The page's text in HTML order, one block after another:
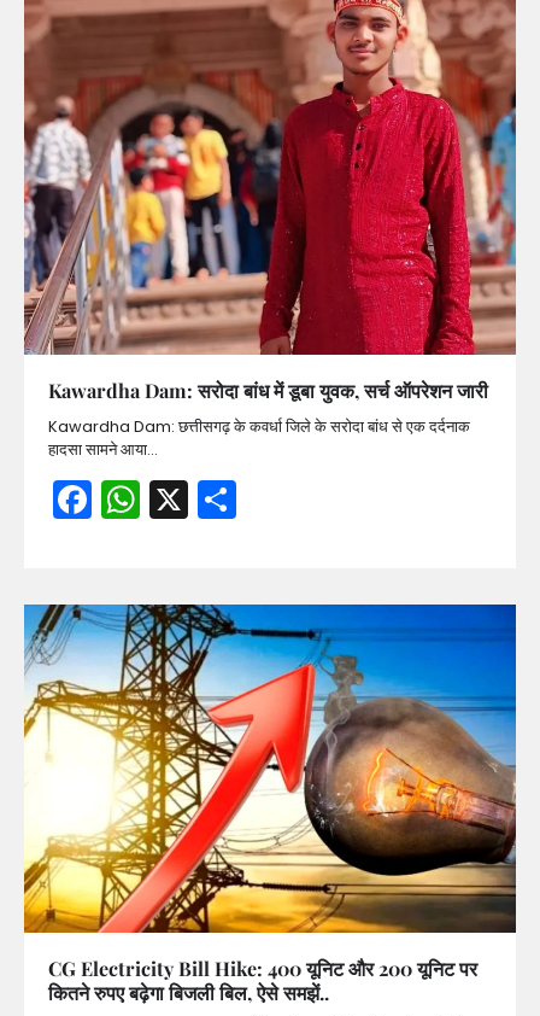
Kawardha Dam: सरोदा बांध में डूबा युवक, सर्च ऑपरेशन जारी
Kawardha Dam: छत्तीसगढ़ के कवर्धा जिले के सरोदा बांध से एक दर्दनाक
हादसा सामने आया…
Facebook
WhatsApp
X
CG Electricity Bill Hike: 400 यूनिट और 200 यूनिट पर
कितने रुपए बढ़ेगा बिजली बिल, ऐसे समझें..